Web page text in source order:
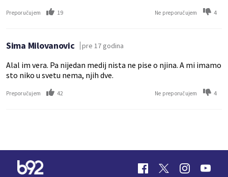
Preporučujem 19 Ne preporučujem 4
Sima Milovanovic pre 17 godina
Alal im vera. Pa nijedan medij nista ne pise o njina. A mi imamo
sto niko u svetu nema, njih dve.
Preporučujem 42 Ne preporučujem 4